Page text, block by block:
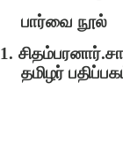
பார்வை நூல்
1.
தமிழர்